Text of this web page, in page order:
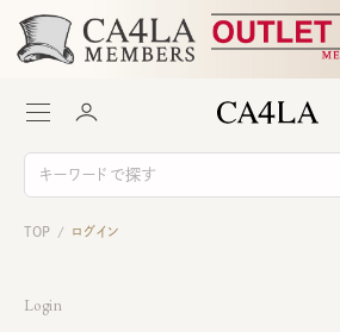
TOP / ログイン
Login